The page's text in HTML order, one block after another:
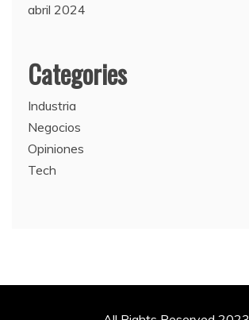
abril 2024
Categories
Industria
Negocios
Opiniones
Tech